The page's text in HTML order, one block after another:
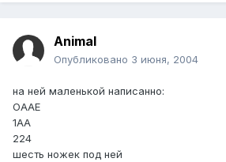
Animal
Опубликовано 3 июня, 2004
на ней маленькой написанно:
OAAE
1AA
224
шесть ножек под ней